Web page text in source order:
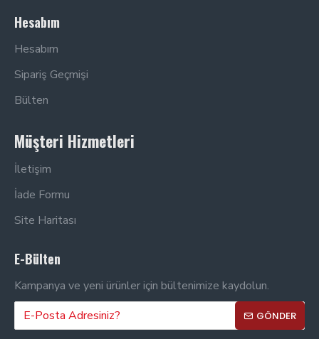
Hesabım
Hesabım
Sipariş Geçmişi
Bülten
Müşteri Hizmetleri
İletişim
İade Formu
Site Haritası
E-Bülten
Kampanya ve yeni ürünler için bültenimize kaydolun.
GÖNDER